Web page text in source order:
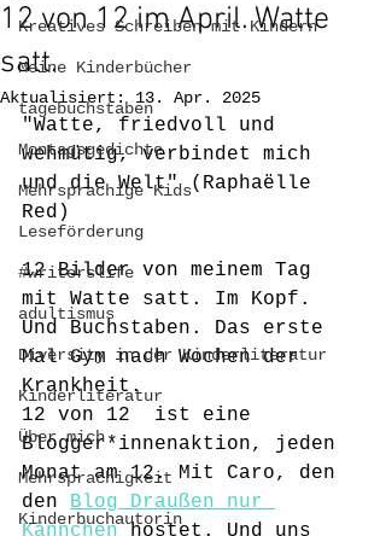
Kreatives Schreiben mit Kindern
Meine Kinderbücher
tagebuchstaben
Montagsgedichte
Mehrsprachige Kids
Leseförderung
#writerslife
adultismus
Diversity in der Kinderliteratur
Kinderliteratur
Über mich
Mehrsprachigkeit
Kinderbuchautorin
12 von 12 im April. Watte
satt.
Aktualisiert: 13. Apr. 2025
"Watte, friedvoll und
wehmütig, verbindet mich
und die Welt" (Raphaëlle
Red)
12 Bilder von meinem Tag
mit Watte satt. Im Kopf.
Und Buchstaben. Das erste
Mal Gym nach Wochen der
Krankheit.
12 von 12  ist eine
Blogger*innenaktion, jeden
Monat am 12. Mit Caro, den
den Blog Draußen nur
Kännchen hostet. Und uns